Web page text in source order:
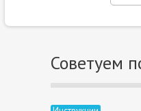
Советуем